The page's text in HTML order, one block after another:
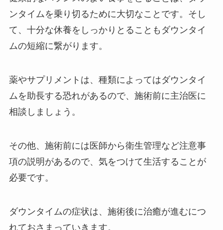
ンタイムを乗り切るために大切なことです。そし
て、十分な休養をしっかりとることもダウンタイ
ムの短縮に繋がります。
薬やサプリメントは、種類によってはダウンタイ
ムを助長する恐れがあるので、施術前に主治医に
相談しましょう。
その他、施術前には医師から衛生管理など注意事
項の説明があるので、気をつけて生活することが
必要です。
ダウンタイムの症状は、施術後に治癒が進むにつ
れておさまっていきます。